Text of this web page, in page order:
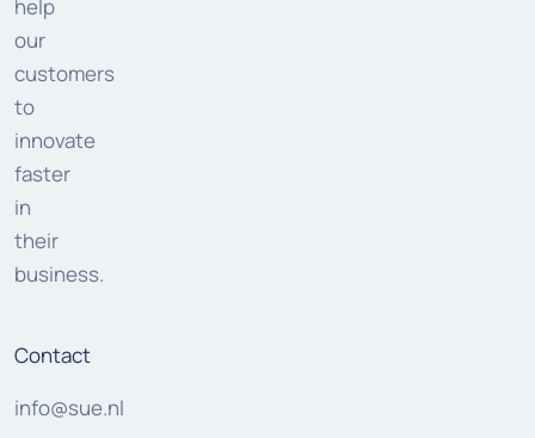
help
our
customers
to
innovate
faster
in
their
business.
Contact
info@sue.nl